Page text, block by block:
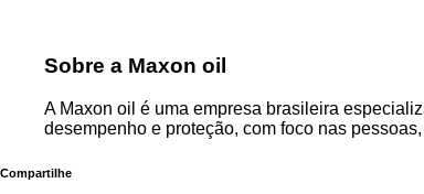
Sobre a Maxon oil
A Maxon oil é uma empresa brasileira
desempenho e proteção, com foco nas
Compartilhe